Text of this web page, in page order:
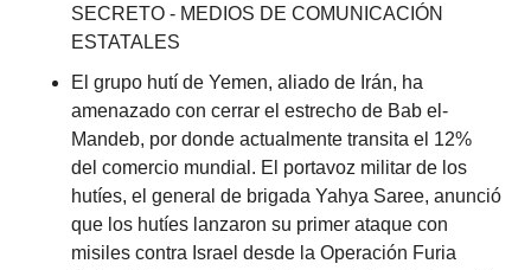
SECRETO - MEDIOS DE COMUNICACIÓN
ESTATALES
El grupo hutí de Yemen, aliado de Irán, ha
amenazado con cerrar el estrecho de Bab el-
Mandeb, por donde actualmente transita el 12%
del comercio mundial. El portavoz militar de los
hutíes, el general de brigada Yahya Saree, anunció
que los hutíes lanzaron su primer ataque con
misiles contra Israel desde la Operación Furia